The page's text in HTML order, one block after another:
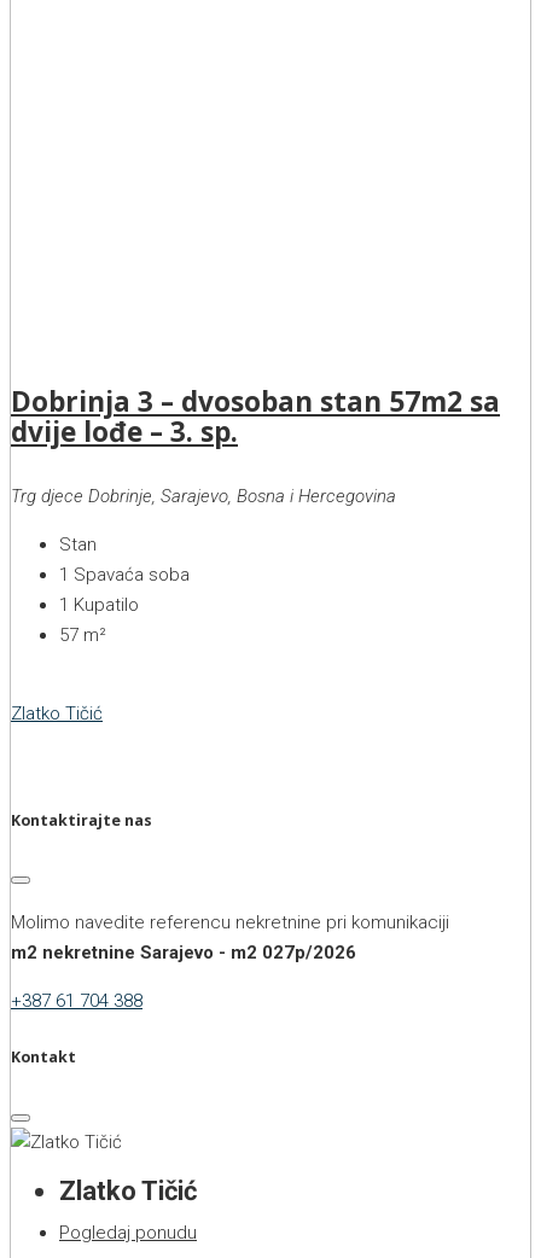
Dobrinja 3 – dvosoban stan 57m2 sa
dvije lođe – 3. sp.
Trg djece Dobrinje, Sarajevo, Bosna i Hercegovina
Stan
1 Spavaća soba
1 Kupatilo
57 m²
Zlatko Tičić
Kontaktirajte nas
Molimo navedite referencu nekretnine pri komunikaciji
m2 nekretnine Sarajevo - m2 027p/2026
+387 61 704 388
Kontakt
Zlatko Tičić
Pogledaj ponudu